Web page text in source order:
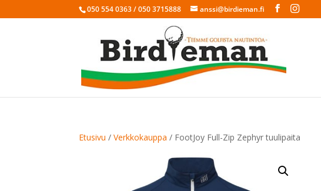
050 554 0363 / 050 3715888 anssi@birdieman.fi
Etusivu /Verkkokauppa / FootJoy Full-Zip Zephyr tuulipaita